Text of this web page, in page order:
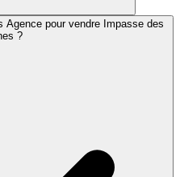
pour vendre Impasse des
?